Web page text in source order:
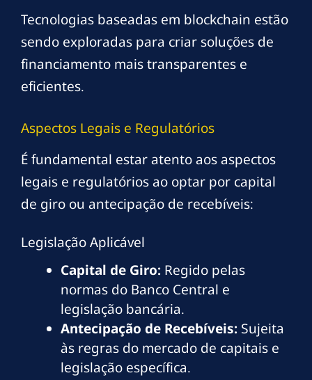
Tecnologias baseadas em blockchain estão
sendo exploradas para criar soluções de
financiamento mais transparentes e
eficientes.
Aspectos Legais e Regulatórios
É fundamental estar atento aos aspectos
legais e regulatórios ao optar por capital
de giro ou antecipação de recebíveis:
Legislação Aplicável
Capital de Giro: Regido pelas
normas do Banco Central e
legislação bancária.
Antecipação de Recebíveis: Sujeita
às regras do mercado de capitais e
legislação específica.